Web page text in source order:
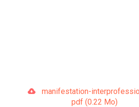
manifestation-
pdf (0.22 Mo)